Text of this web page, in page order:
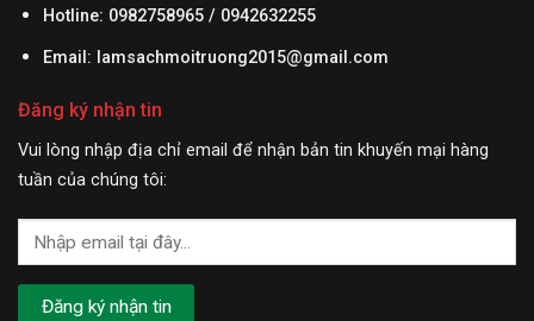
Hotline: 0982758965 / 0942632255
Email: lamsachmoitruong2015@gmail.com
Đăng ký nhận tin
Vui lòng nhập địa chỉ email để nhận bản tin khuyến mại hàng
tuần của chúng tôi: